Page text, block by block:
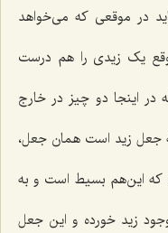
در موقعی که می‌خواهد
یک زیدی را هم درست
در اینجا دو چیز در خارج
جعل زید است همان جعل،
این‌هم بسیط است و به
زید خورده و این جعل